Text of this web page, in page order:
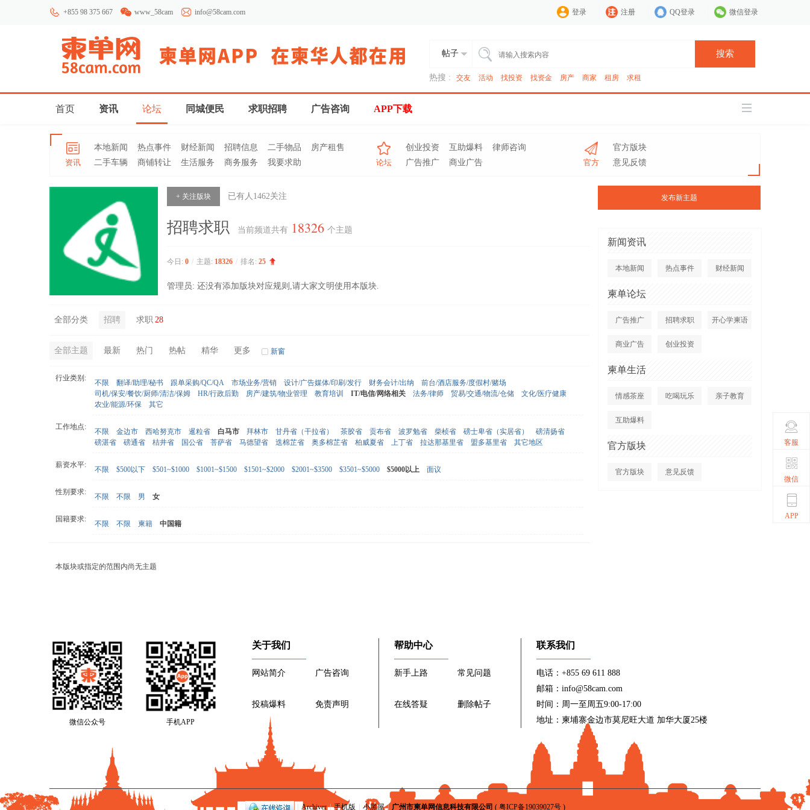
+855 98 375 667 www_58cam info@58cam.com 登录 注册 QQ登录 微信登录
帖子 搜索
热搜 : 交友 活动 找投资 找资金 房产 商家 租房 求租
首页 资讯 论坛 同城便民 求职招聘 广告咨询 APP下载
资讯
本地新闻 热点事件 财经新闻 招聘信息 二手物品
房产租售
二手车辆
商铺转让 生活服务 商务服务 我要求助 论坛
创业投资 互助爆料
律师咨询
广告推广
商业广告 官方
官方版块
意见反馈
发布新主题
新闻资讯
本地新闻 热点事件 财经新闻
柬单论坛
广告推广 招聘求职 开心学柬语
商业广告 创业投资
柬单生活
情感茶座 吃喝玩乐 亲子教育
互助爆料
官方版块
官方版块 意见反馈
+ 关注版块 已有人 1462关注
招聘求职 当前频道共有 18326 个主题
今日: 0 / 主题: 18326 / 排名: 25
管理员: 还没有添加版块对应规则,请大家文明使用本版块.
全部分类 招聘 求职 28
全部主题 最新 热门 热帖 精华 更多 新窗
行业类别:
不限 翻译/助理/秘书 跟单采购/QC/QA 市场业务/营销 设计/广告媒体/印刷/发行 财务会计/出纳
前台/酒店服务/度假村/赌场
司机/保安/餐饮/厨师/清洁/保姆
HR/行政后勤 房产/建筑/物业管理 教育培训 IT/电信/网络相关 法务/律师 贸易/交通/物流/仓储
文化/医疗健康
农业/能源/环保
其它
工作地点:
不限 金边市 西哈努克市 暹粒省 白马市 拜林市 甘丹省（干拉省） 茶胶省 贡布省 波罗勉省 柴桢省 磅士卑省（实居省）
磅清扬省
磅湛省
磅通省 桔井省 国公省 菩萨省 马德望省 迭棉芷省 奥多棉芷省 柏威夏省 上丁省 拉达那基里省 盟多基里省 其它地区
薪资水平:
不限 $500以下 $501~$1000 $1001~$1500 $1501~$2000 $2001~$3500 $3501~$5000 $5000以上 面议
性别要求:
不限 不限 男 女
国籍要求:
不限 不限 柬籍 中国籍
本版块或指定的范围内尚无主题
微信公众号 手机APP
关于我们
网站简介 广告咨询
投稿爆料 免责声明
帮助中心
新手上路 常见问题
在线答疑 删除帖子
联系我们
电话：+855 69 611 888
邮箱：info@58cam.com
时间：周一至周五9:00-17:00
地址：柬埔寨金边市莫尼旺大道 加华大厦25楼
Archiver | 手机版 小黑屋 | 广州市柬单网信息科技有限公司 ( 粤ICP备19039027号)
客服
微信
APP